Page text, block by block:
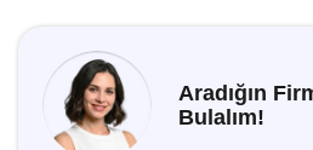
Aradığın
Bulalım!